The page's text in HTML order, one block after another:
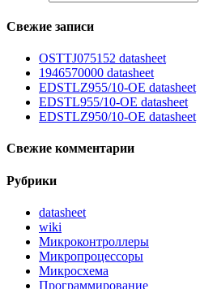
Свежие записи
OSTTJ075152 datasheet
1946570000 datasheet
EDSTLZ955/10-OE datasheet
EDSTL955/10-OE datasheet
EDSTLZ950/10-OE datasheet
Свежие комментарии
Рубрики
datasheet
wiki
Микроконтроллеры
Микропроцессоры
Микросхема
Программирование